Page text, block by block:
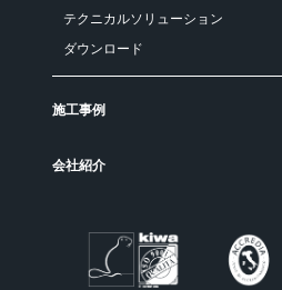
テクニカルソリューション
ダウンロード
施工事例
会社紹介